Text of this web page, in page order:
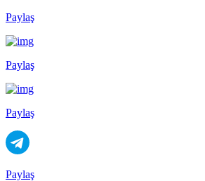
Paylaş
Paylaş
Paylaş
Paylaş